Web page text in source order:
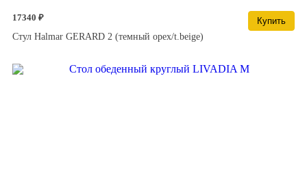
17340 ₽
Купить
Стул Halmar GERARD 2 (темный орех/t.beige)